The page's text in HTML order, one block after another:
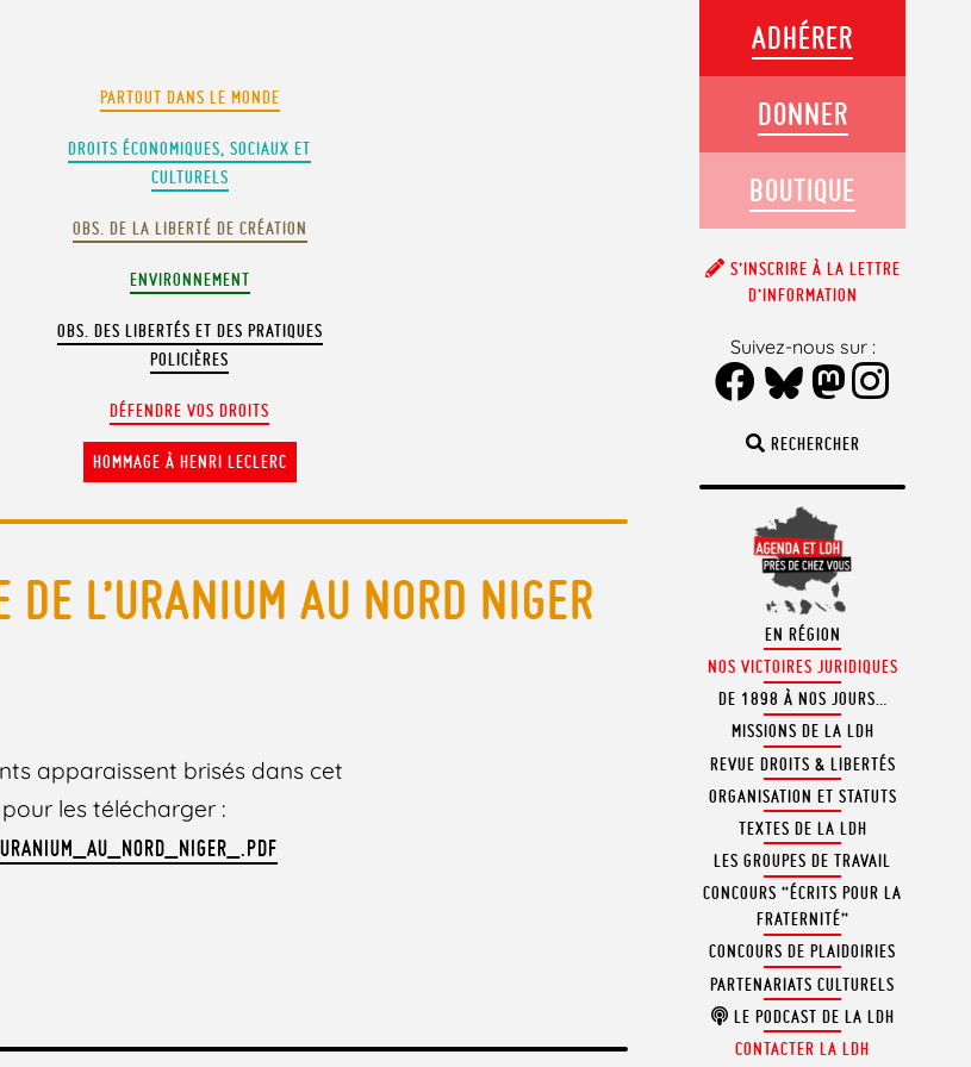
PARTOUT DANS LE MONDE
DROITS ÉCONOMIQUES, SOCIAUX ET
CULTURELS
OBS. DE LA LIBERTÉ DE CRÉATION
ENVIRONNEMENT
OBS. DES LIBERTÉS ET DES PRATIQUES
POLICIÈRES
DÉFENDRE VOS DROITS
HOMMAGE À HENRI LECLERC
L’URANIUM AU NORD NIGER
apparaissent brisés dans cet
les télécharger :
RECHERCHER
EN RÉGION
NOS VICTOIRES JURIDIQUES
DE 1898 À NOS JOURS…
MISSIONS DE LA LDH
REVUE DROITS & LIBERTÉS
ORGANISATION ET STATUTS
TEXTES DE LA LDH
LES GROUPES DE TRAVAIL
CONCOURS “ÉCRITS POUR LA
FRATERNITÉ”
CONCOURS DE PLAIDOIRIES
PARTENARIATS CULTURELS
LE PODCAST DE LA LDH
CONTACTER LA LDH
ADHÉRER
DONNER
BOUTIQUE
S’INSCRIRE À LA LETTRE
D’INFORMATION
Suivez-nous sur :